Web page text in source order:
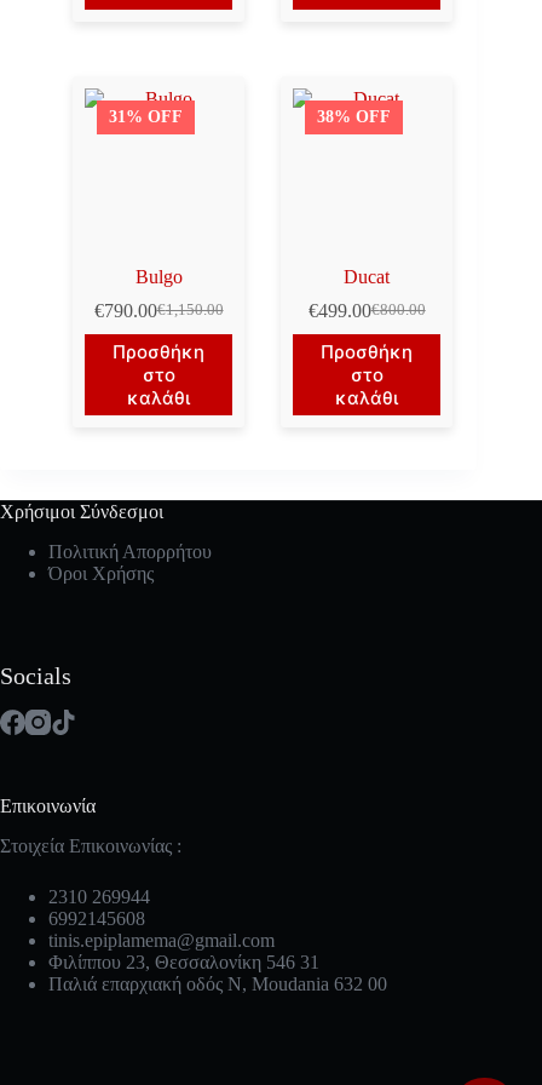
31% OFF
Bulgo
€1,150.00
Original
price
was:
€1,150.00.
€790.00Η
τρέχουσα
τιμή
είναι:
€790.00.
Προσθήκη
στο
καλάθι
38% OFF
Ducat
€800.00
Original
price
was:
€800.00.
€499.00Η
τρέχουσα
τιμή
είναι:
€499.00.
Προσθήκη
στο
καλάθι
Χρήσιμοι Σύνδεσμοι
Πολιτική Απορρήτου
Όροι Χρήσης
Socials
Επικοινωνία
Στοιχεία Επικοινωνίας :
2310 269944
6992145608
tinis.epiplamema@gmail.com
Φιλίππου 23, Θεσσαλονίκη 546 31
Παλιά επαρχιακή οδός Ν, Moudania 632 00